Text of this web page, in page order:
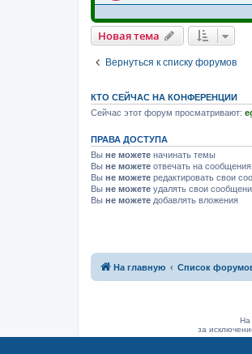
Новая тема
Вернуться к списку форумов
КТО СЕЙЧАС НА КОНФЕРЕНЦИИ
Сейчас этот форум просматривают:
ПРАВА ДОСТУПА
Вы не можете начинать темы
Вы не можете отвечать на сообщения
Вы не можете редактировать свои
Вы не можете удалять свои
Вы не можете добавлять вложения
На главную Список
На
за